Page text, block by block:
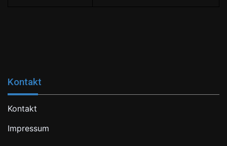
Kontakt
Kontakt
Impressum